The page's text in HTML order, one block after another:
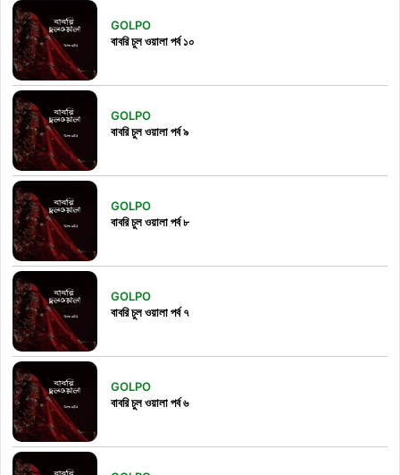
GOLPO
বাবরি চুল ওয়ালা পর্ব ১০
GOLPO
বাবরি চুল ওয়ালা পর্ব ৯
GOLPO
বাবরি চুল ওয়ালা পর্ব ৮
GOLPO
বাবরি চুল ওয়ালা পর্ব ৭
GOLPO
বাবরি চুল ওয়ালা পর্ব ৬